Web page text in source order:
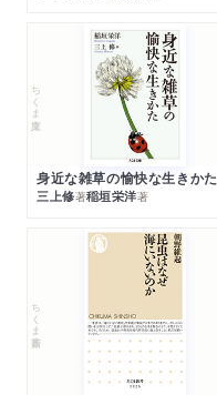
ちくま文庫
身近な雑草の愉快な生きかた
三上修著稲垣栄洋著
ちくま新書